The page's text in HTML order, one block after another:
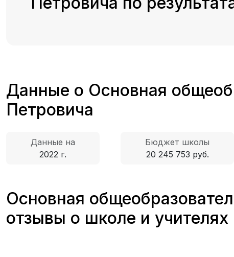
Данные о Основная
Петровича
Данные на
2022 г.
Бюджет школы
20 245 753 руб.
Основная
отзывы о школе и учителях